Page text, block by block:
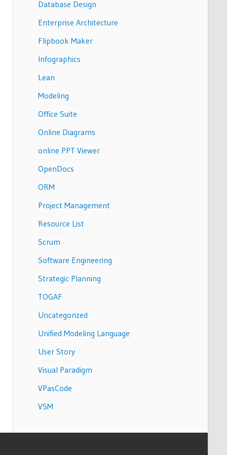
Database Design
Enterprise Architecture
Flipbook Maker
Infographics
Lean
Modeling
Office Suite
Online Diagrams
online PPT Viewer
OpenDocs
ORM
Project Management
Resource List
Scrum
Software Engineering
Strategic Planning
TOGAF
Uncategorized
Unified Modeling Language
User Story
Visual Paradigm
VPasCode
VSM